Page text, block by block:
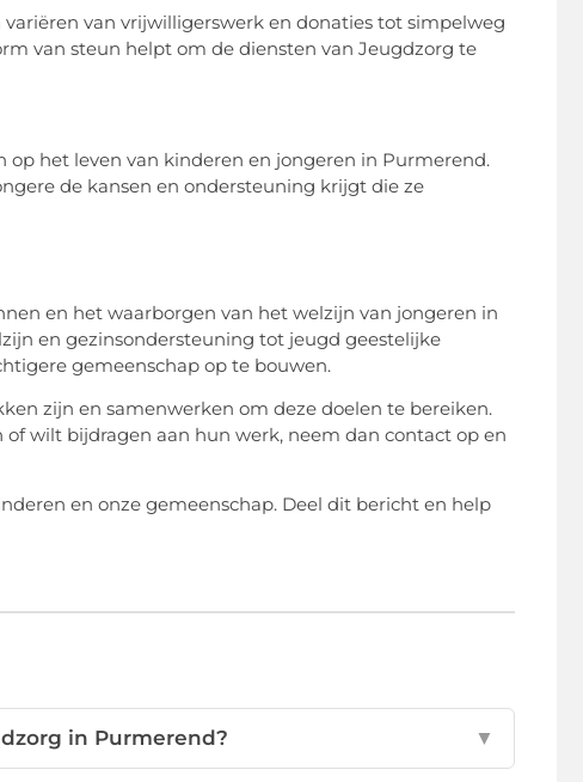
van vrijwilligerswerk en donaties tot simpelweg
van steun helpt om de diensten van Jeugdzorg te
het leven van kinderen en jongeren in Purmerend.
de kansen en ondersteuning krijgt die ze
en het waarborgen van het welzijn van jongeren in
en gezinsondersteuning tot jeugd geestelijke
gemeenschap op te bouwen.
zijn en samenwerken om deze doelen te bereiken.
wilt bijdragen aan hun werk, neem dan contact op en
en onze gemeenschap. Deel dit bericht en help
in Purmerend? ▼